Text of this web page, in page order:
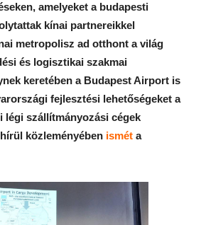
amelyeket a budapesti
kínai partnereikkel
metropolisz ad otthont a világ
és logisztikai szakmai
keretében a Budapest Airport is
fejlesztési lehetőségeket a
légi szállítmányozási cégek
közleményében ismét a